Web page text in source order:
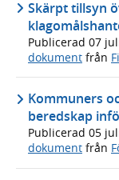
Skärpt tillsyn
Publicerad 07
dokument från
Kommuners
beredskap
Publicerad 05
dokument från